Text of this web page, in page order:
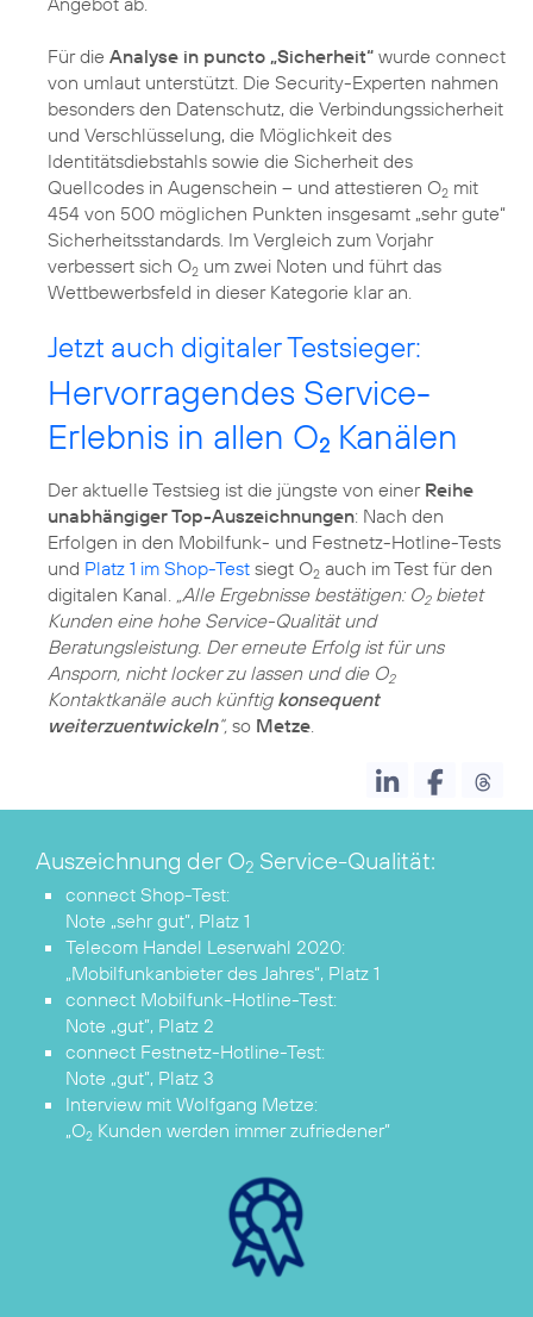
Für die Analyse in puncto „Sicherheit“ wurde connect
von umlaut unterstützt. Die Security-Experten nahmen
besonders den Datenschutz, die Verbindungssicherheit
und Verschlüsselung, die Möglichkeit des
Identitätsdiebstahls sowie die Sicherheit des
Quellcodes in Augenschein – und attestieren O2 mit
454 von 500 möglichen Punkten insgesamt „sehr gute“
Sicherheitsstandards. Im Vergleich zum Vorjahr
verbessert sich O2 um zwei Noten und führt das
Wettbewerbsfeld in dieser Kategorie klar an.
Jetzt auch digitaler Testsieger:
Hervorragendes Service-
Erlebnis in allen O2 Kanälen
Der aktuelle Testsieg ist die jüngste von einer Reihe
unabhängiger Top-Auszeichnungen: Nach den
Erfolgen in den Mobilfunk- und Festnetz-Hotline-Tests
und Platz 1 im Shop-Test siegt O2 auch im Test für den
digitalen Kanal.
„Alle Ergebnisse bestätigen: O2bietet
Kunden eine hohe Service-Qualität und
Beratungsleistung. Der erneute Erfolg ist für uns
Ansporn, nicht locker zu lassen und die O2
Kontaktkanäle auch künftig konsequent
weiterzuentwickeln“, so Metze
Auszeichnung der O2 Service-Qualität:
Note „sehr gut”, Platz 1
„Mobilfunkanbieter des Jahres“, Platz 1
Note „gut”, Platz 2
Note „gut”, Platz 3
„O2 Kunden werden immer zufriedener”